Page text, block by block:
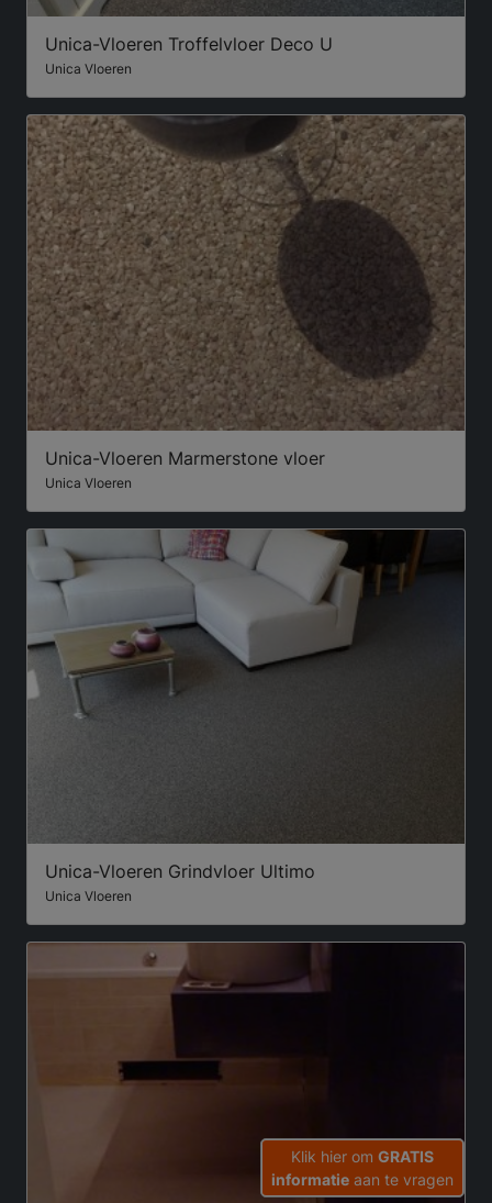
Unica-Vloeren Troffelvloer Deco U
Unica Vloeren
Unica-Vloeren Marmerstone vloer
Unica Vloeren
Unica-Vloeren Grindvloer Ultimo
Unica Vloeren
Klik hier om GRATIS
informatie aan te vragen